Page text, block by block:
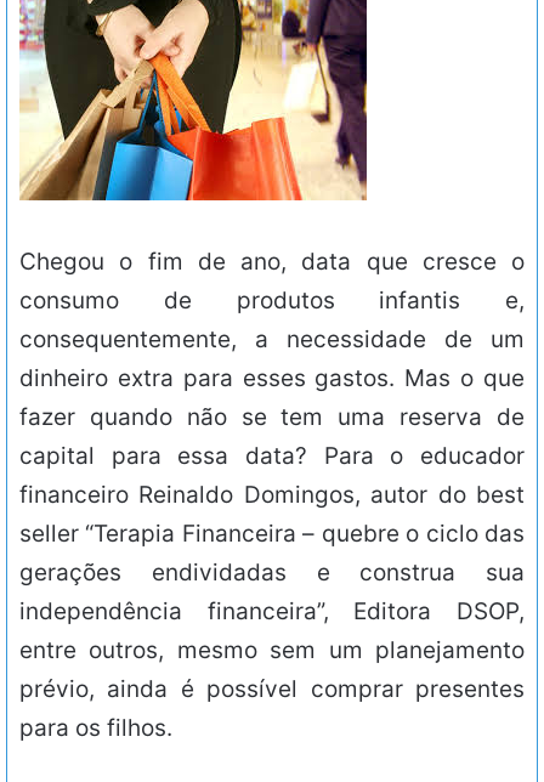
Chegou o fim de ano, data que cresce o
consumo de produtos infantis e,
consequentemente, a necessidade de um
dinheiro extra para esses gastos. Mas o que
fazer quando não se tem uma reserva de
capital para essa data? Para o educador
financeiro Reinaldo Domingos, autor do best
seller “Terapia Financeira – quebre o ciclo das
gerações endividadas e construa sua
independência financeira”, Editora DSOP,
entre outros, mesmo sem um planejamento
prévio, ainda é possível comprar presentes
para os filhos.